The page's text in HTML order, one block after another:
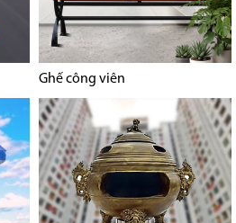
Ghế công viên